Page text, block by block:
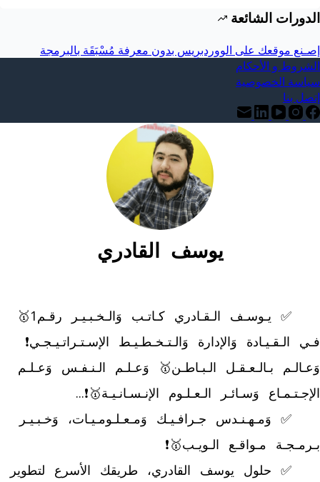
الدورات الشائعة
إصـنع موقعك على الووردبرِيس بدون معرفة مُسْبَقَة بالبرمجة
الشروط و الأحكام
سياسة الخصوصية
إتصل بنا
يوسف القادري